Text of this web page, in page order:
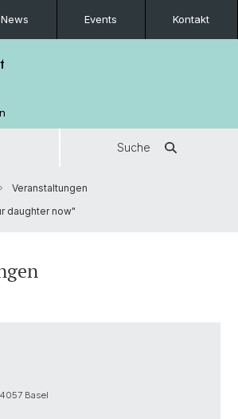
News Events Kontakt
Suche
Veranstaltungen
daughter now"
Basel